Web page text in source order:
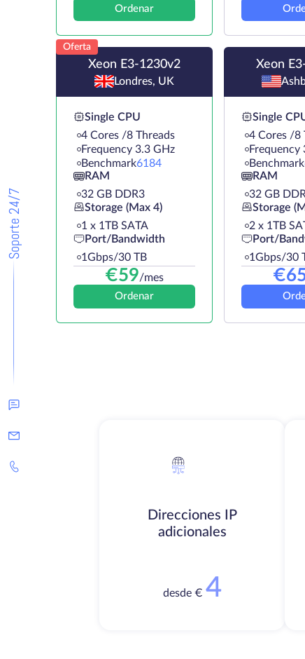
Soporte 24/7
Ordenar
Oferta
Xeon E3-1230v2
Londres, UK
Single CPU
4 Cores /8 Threads
Frequency 3.3 GHz
Benchmark6184
RAM
32 GB DDR3
Storage (Max 4)
1 х 1TB SATA
Port/Bandwidth
1Gbps/30 TB
€59/mes
Ordenar
Xeon
Single
4 Cores /8
Frequency
Benchmark
RAM
32 GB
Storage
2 х 1TB
Port/
1Gbps/30
€
Direcciones IP
adicionales
desde € 4